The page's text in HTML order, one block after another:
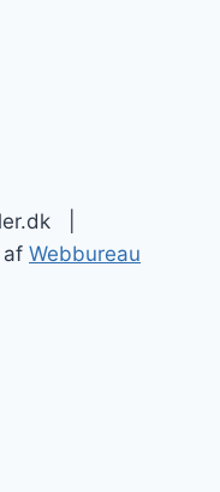
|
af Webbureau